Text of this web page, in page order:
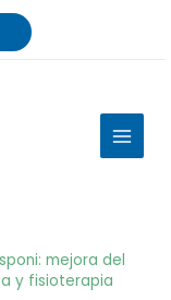
MAIN
mejora del
y fisioterapia